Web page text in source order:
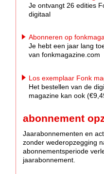
Je ontvangt 26 edities
digitaal
Abonneren op
Je hebt een jaar lang
van fonkmagazine.com
Los exemplaar Fonk
Het bestellen van de
magazine kan ook
abonnement
Jaarabonnementen en
zonder wederopzegging
abonnementsperiode
jaarabonnement.